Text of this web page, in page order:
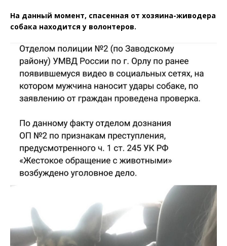
На данный момент, спасенная от хозяина-живодера
собака находится у волонтеров.